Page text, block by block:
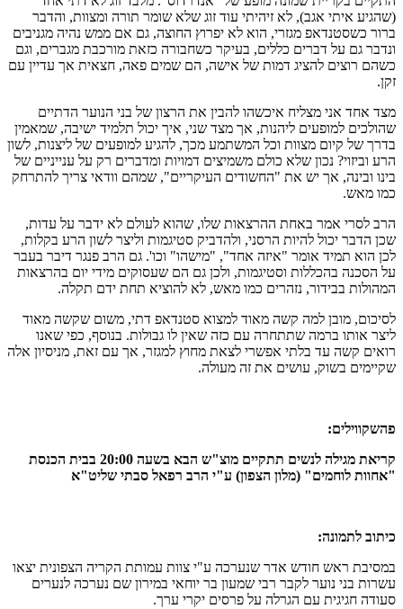
(שהגיע איתי אגב), לא זיהיתי עוד זוג שלא שומר תורה ומצוות, והדבר
ברור כשסטנדאפ מגזרי, הוא לא יפרוץ החוצה, גם אם ממש נהיה מגניבים
ונדבר גם על דברים כללים, בעיקר כשחבורה כזאת מורכבת מגברים, וגם
כשהם רוצים להציג דמות של אישה, הם שמים פאה, חצאית אך עדיין עם
זקן.
מצד אחד אני מצליח איכשהו להבין את הרצון של בני הנוער הדתיים
שהולכים למופעים ליהנות, אך מצד שני, איך יכול תלמיד ישיבה, שמאמין
בדרך של קיום מצוות וכל המשתמע מכך, להגיע למופעים של ליצנות, לשון
הרע וביזוי? נכון שלא כולם משמיצים דמויות ומדברים רק על ענייניים של
בינו ובינה, אך יש את "החשודים העיקריים", שמהם וודאי צריך להתרחק
כמו מאש.
הרב לסרי אמר באחת ההרצאות שלו, שהוא לעולם לא ידבר על עדות,
שכן הדבר יכול להיות הרסני, ולהדביק סטיגמות וליצר לשון הרע בקלות,
לכן הוא תמיד אומר "איזה אחד", "מישהו" וכו'. גם הרב פנגר דיבר בעבר
על הסכנה בהכללות וסטיגמות, ולכן גם הם שעסוקים מידי יום בהרצאות
המהולות בבידור, נזהרים כמו מאש, לא להוציא תחת ידם תקלה.
לסיכום, מובן למה קשה מאוד למצוא סטנדאפ דתי, משום שקשה מאוד
ליצר אותו ברמה שתתחרה עם כזה שאין לו גבולות. בנוסף, כפי שאנו
רואים קשה עד בלתי אפשרי לצאת מחוץ למגזר, אך עם זאת, מניסיון אלה
שקיימים בשוק, עושים את זה מעולה.
פהשקווילים:
קריאת מגילה לנשים תתקיים מוצ"ש הבא בשעה 20:00 בבית הכנסת
"אחוות לוחמים" (מלון הצפון) ע"י הרב רפאל סבתי שליט"א
כיתוב לתמונה:
במסיבת ראש חודש אדר שנערכה ע"י צוות עמותת הקריה הצפונית יצאו
עשרות בני נוער לקבר רבי שמעון בר יוחאי במירון שם נערכה לנערים
סעודה חגיגית עם הגרלה על פרסים יקרי ערך.